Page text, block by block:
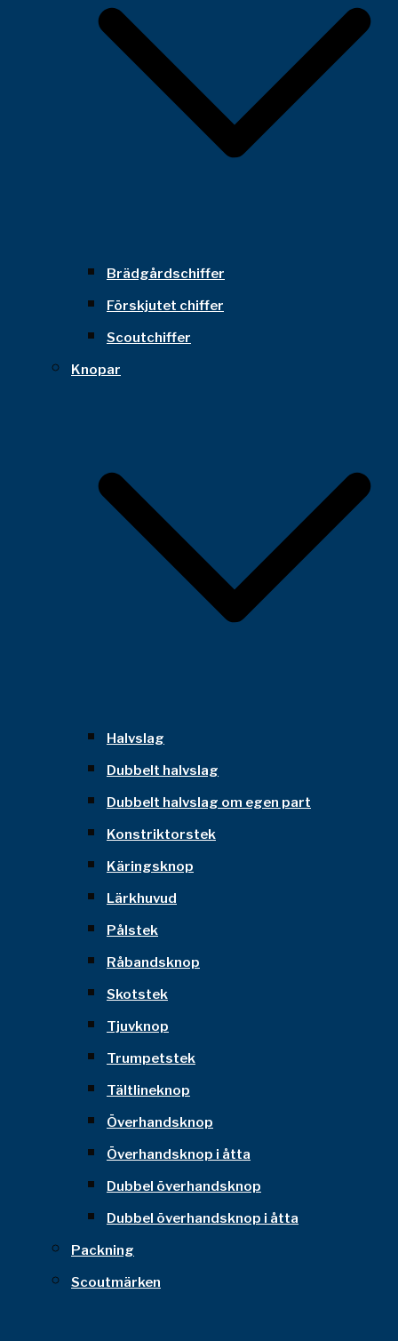
Brädgårdschiffer
Förskjutet chiffer
Scoutchiffer
Knopar
Halvslag
Dubbelt halvslag
Dubbelt halvslag om egen part
Konstriktorstek
Käringsknop
Lärkhuvud
Pålstek
Råbandsknop
Skotstek
Tjuvknop
Trumpetstek
Tältlineknop
Överhandsknop
Överhandsknop i åtta
Dubbel överhandsknop
Dubbel överhandsknop i åtta
Packning
Scoutmärken